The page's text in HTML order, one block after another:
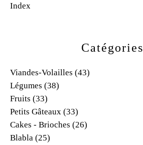
Catégories
Viandes-Volailles (43)
Légumes (38)
Fruits (33)
Petits Gâteaux (33)
Cakes - Brioches (26)
Blabla (25)
Index